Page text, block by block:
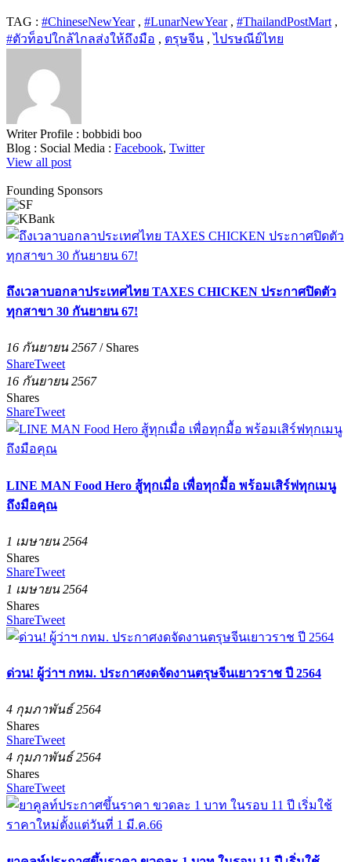
TAG : #ChineseNewYear, #LunarNewYear, #ThailandPostMart ,
#ตัวท็อปใกล้ไกลส่งให้ถึงมือ , ตรุษจีน ,ไปรษณีย์ไทย
Writer Profile : bobbidi boo
Blog : Social Media : Facebook, Twitter
View all post
Founding Sponsors
ถึงเวลาบอกลาประเทศไทย TAXES CHICKEN ประกาศปิดตัว
ทุกสาขา 30 กันยายน 67!
16 กันยายน 2567/ Shares
ShareTweet
16 กันยายน 2567
Shares
ShareTweet
LINE MAN Food Hero สู้ทุกเมื่อ เพื่อทุกมื้อ พร้อมเสิร์ฟทุกเมนู
ถึงมือคุณ
1 เมษายน 2564
Shares
ShareTweet
1 เมษายน 2564
Shares
ShareTweet
ด่วน! ผู้ว่าฯ กทม. ประกาศงดจัดงานตรุษจีนเยาวราช ปี 2564
4 กุมภาพันธ์ 2564
Shares
ShareTweet
4 กุมภาพันธ์ 2564
Shares
ShareTweet